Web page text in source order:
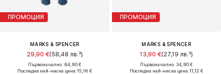
ПРОМОЦИЯ
MARKS & SPENCER
29,90 €(58,48 лв.³)
Първоначално: 64,90 €
Последна най-ниска цена:15,16 €
ПРОМОЦИЯ
MARKS & SPENCER
13,90 €(27,19 лв.³)
Първоначално: 34,90 €
Последна най-ниска цена:11,12 €